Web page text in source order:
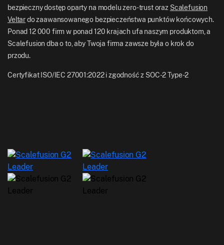
bezpieczny dostęp oparty na modelu zero-trust oraz Scalefusion
Veltardo zaawansowanego bezpieczeństwa punktów końcowych.
Ponad 12 000 firm w ponad 120 krajach ufa naszym produktom, a
Scalefusion dba o to, aby Twoja firma zawsze była o krok do
przodu.
Certyfikat ISO/IEC 27001:2022 i zgodność z SOC-2 Type-2